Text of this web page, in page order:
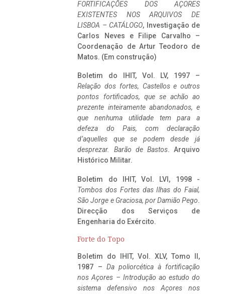
FORTIFICAÇÕES DOS AÇORES
EXISTENTES NOS ARQUIVOS DE
LISBOA – CATÁLOGO, Investigação de
Carlos Neves e Filipe Carvalho –
Coordenação de Artur Teodoro de
Matos. (Em construção)
Boletim do IHIT, Vol. LV, 1997 –
Relação dos fortes, Castellos e outros
pontos fortificados, que se achão ao
prezente inteiramente abandonados, e
que nenhuma utilidade tem para a
defeza do Pais, com declaração
d’aquelles que se podem desde já
desprezar. Barão de Bastos. Arquivo
Histórico Militar.
Boletim do IHIT, Vol. LVI, 1998 -
Tombos dos Fortes das Ilhas do Faial,
São Jorge e Graciosa, por Damião Pego.
Direcção dos Serviços de
Engenharia do Exército.
Forte do Topo
Boletim do IHIT, Vol. XLV, Tomo II,
1987 – Da poliorcética à fortificação
nos Açores – Introdução ao estudo do
sistema defensivo nos Açores nos